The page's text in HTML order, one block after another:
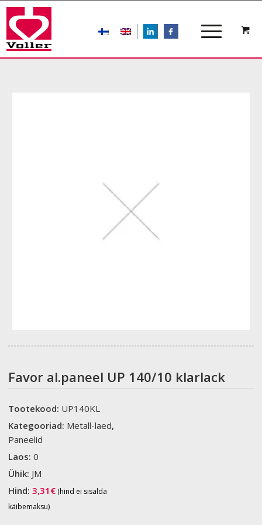
LIn
Favor al.paneel UP 140/10 klarlack
Tootekood: UP140KL
Kategooriad: Metall-laed,
Paneelid
Laos:0
Ühik: JM
Hind:3,31 € (hind ei sisalda
käibemaksu)